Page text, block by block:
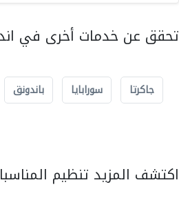
تحقق عن خدمات أخرى في
جاكرتا سورابايا باندونق
اكتشف المزيد تنظيم